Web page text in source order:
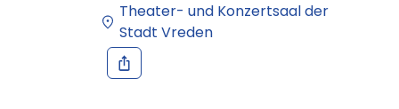
Theater- und Konzertsaal der
Stadt Vreden